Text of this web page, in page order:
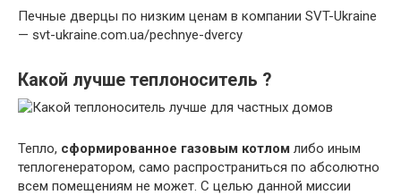
Печные дверцы по низким ценам в компании SVT-Ukraine
— svt-ukraine.com.ua/pechnye-dvercy
Какой лучше теплоноситель ?
Тепло, сформированное газовым котлом либо иным
теплогенератором, само распространиться по абсолютно
всем помещениям не может. С целью данной миссии